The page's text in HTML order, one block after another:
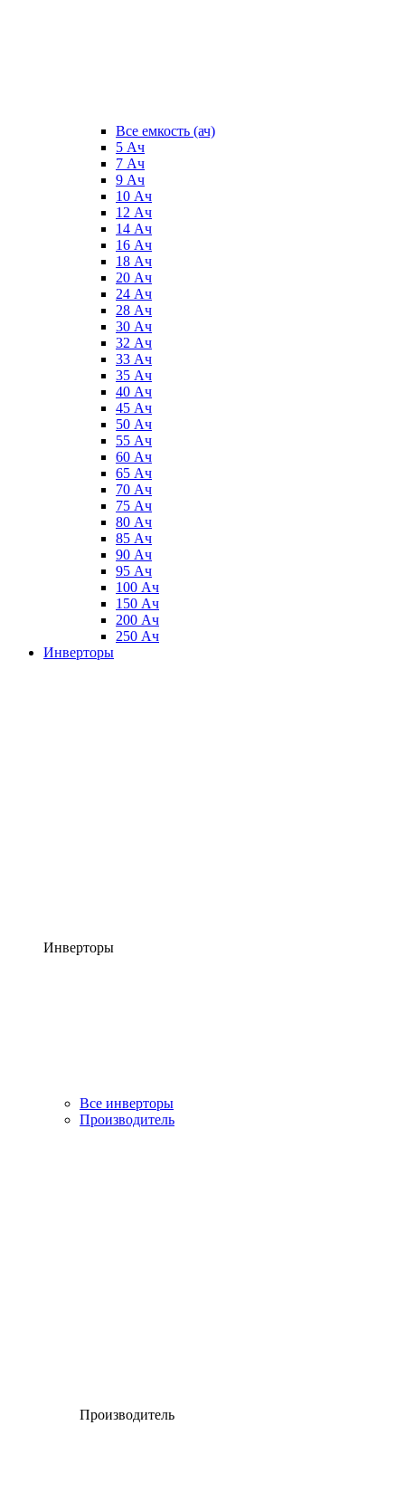
Все емкость (ач)
5 Ач
7 Ач
9 Ач
10 Ач
12 Ач
14 Ач
16 Ач
18 Ач
20 Ач
24 Ач
28 Ач
30 Ач
32 Ач
33 Ач
35 Ач
40 Ач
45 Ач
50 Ач
55 Ач
60 Ач
65 Ач
70 Ач
75 Ач
80 Ач
85 Ач
90 Ач
95 Ач
100 Ач
150 Ач
200 Ач
250 Ач
Инверторы
Инверторы
Все инверторы
Производитель
Производитель